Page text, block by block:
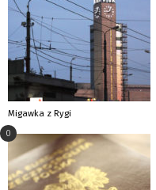
Migawka z Rygi
0